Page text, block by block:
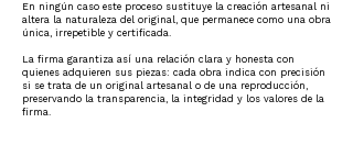
En ningún caso este proceso sustituye la creación artesanal ni
altera la naturaleza del original, que permanece como una obra
única, irrepetible y certificada.
La firma garantiza así una relación clara y honesta con
quienes adquieren sus piezas: cada obra indica con precisión
si se trata de un original artesanal o de una reproducción,
preservando la transparencia, la integridad y los valores de la
firma.